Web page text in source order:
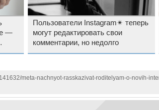
—
Пользователи Instagram✴ теперь
могут редактировать свои
комментарии, но недолго
meta-nachnyot-rasskazivat-roditelyam-o-novih-